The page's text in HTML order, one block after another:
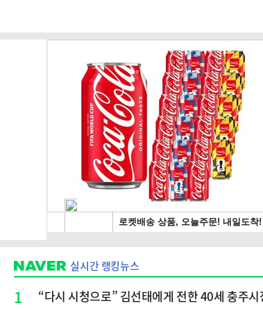
실시간 랭킹뉴스
1 “다시 시청으로” 김선태에게 전한 40세 충주